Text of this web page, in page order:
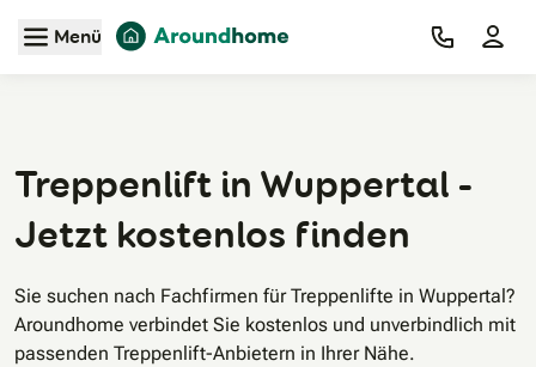
Zum Hauptinhalt
Menü
Treppenlift in Wuppertal -
Jetzt kostenlos finden
Sie suchen nach Fachfirmen für Treppenlifte in Wuppertal?
Aroundhome verbindet Sie kostenlos und unverbindlich mit
passenden Treppenlift-Anbietern in Ihrer Nähe.